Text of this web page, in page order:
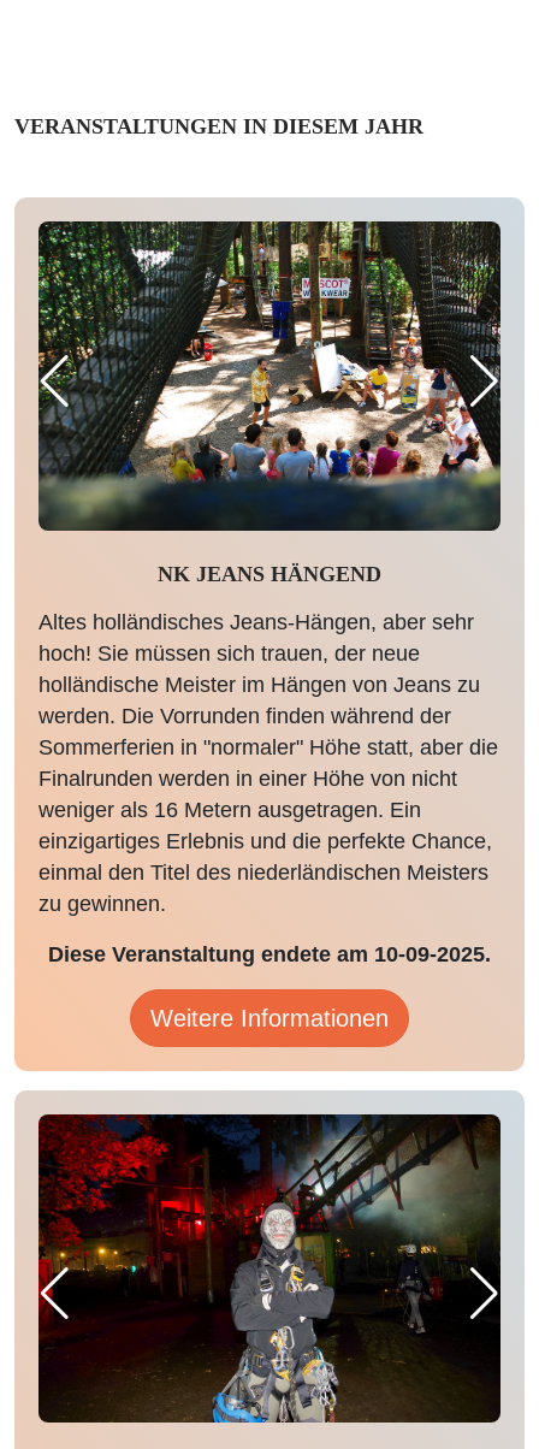
VERANSTALTUNGEN IN DIESEM JAHR
NK JEANS HÄNGEND
Altes holländisches Jeans-Hängen, aber sehr
hoch! Sie müssen sich trauen, der neue
holländische Meister im Hängen von Jeans zu
werden. Die Vorrunden finden während der
Sommerferien in "normaler" Höhe statt, aber die
Finalrunden werden in einer Höhe von nicht
weniger als 16 Metern ausgetragen. Ein
einzigartiges Erlebnis und die perfekte Chance,
einmal den Titel des niederländischen Meisters
zu gewinnen.
Diese Veranstaltung endete am 10-09-2025.
Weitere Informationen